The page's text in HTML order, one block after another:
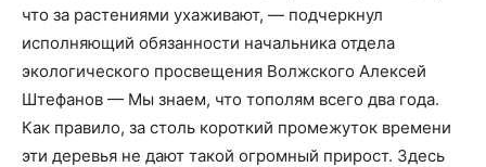
что за растениями ухаживают, — подчеркнул
исполняющий обязанности начальника отдела
экологического просвещения Волжского Алексей
Штефанов — Мы знаем, что тополям всего два года.
Как правило, за столь короткий промежуток времени
эти деревья не дают такой огромный прирост. Здесь